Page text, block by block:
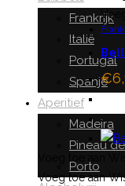
Frankrijk
Italië
Portugal
Spanje
Aperitief
Madeira
Pineau
Porto
€
Voeg toe aan